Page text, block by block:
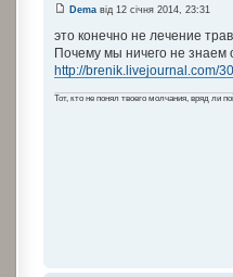
Dema від 12 січня 2014, 23:31
это конечно не лечение
Почему мы ничего не знаем
http://brenik.livejournal.com/
Тот, кто не понял твоего молчания, вряд ли